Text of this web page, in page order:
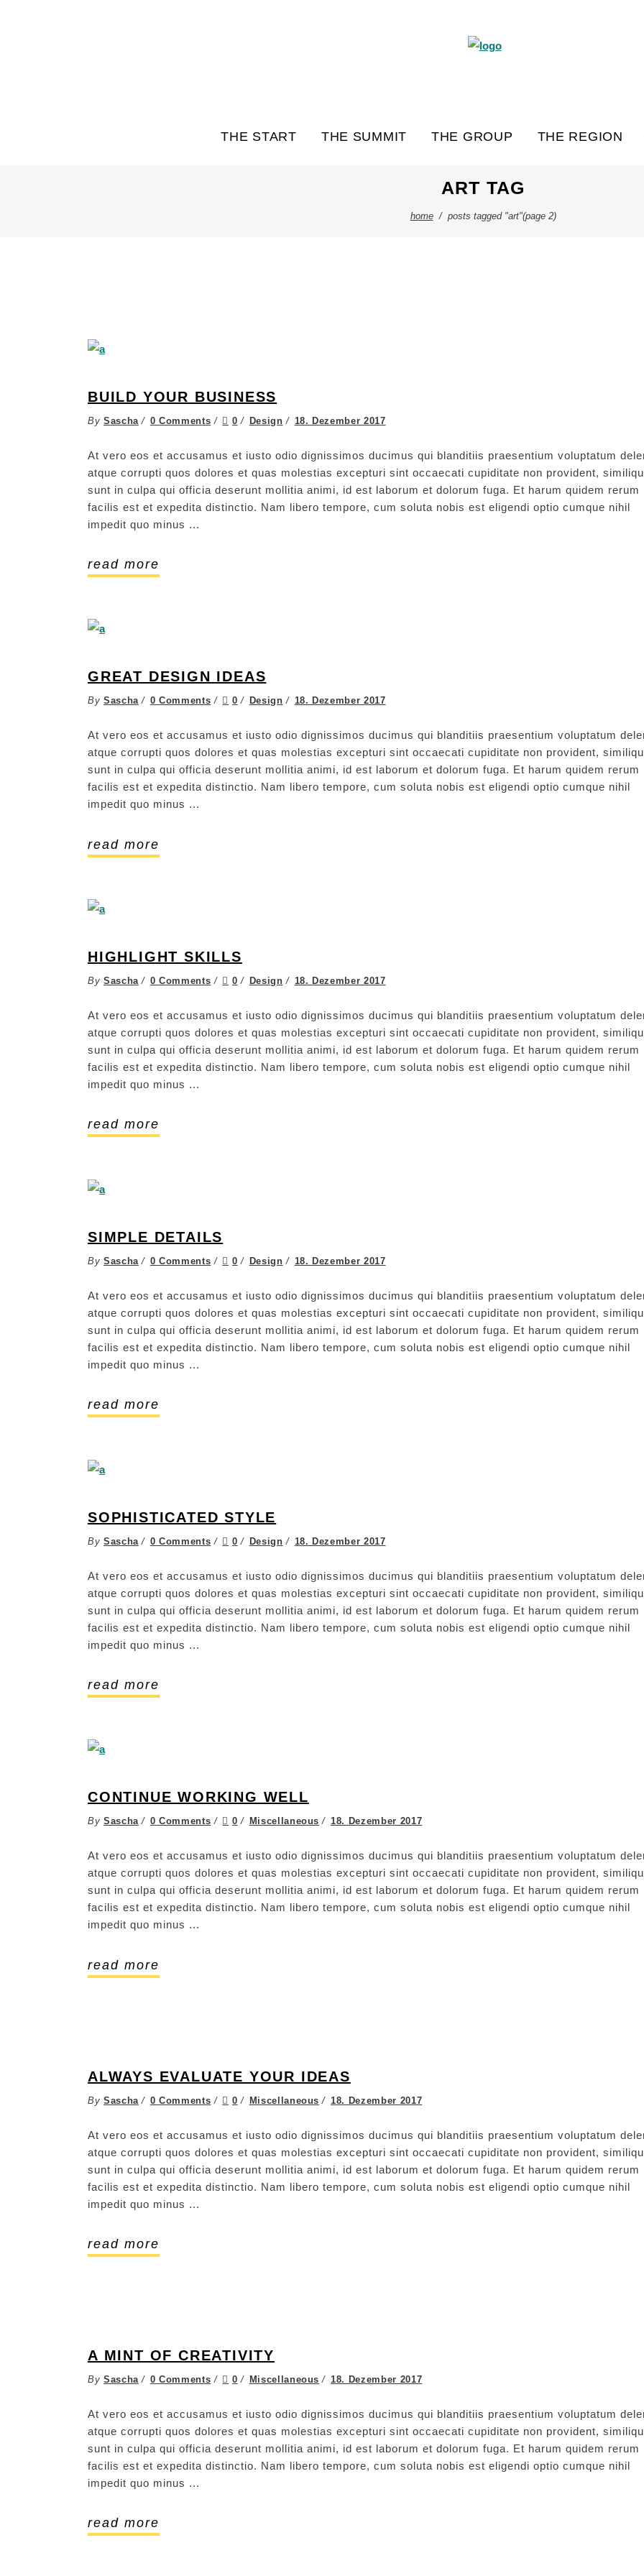
THE START THE SUMMIT THE GROUP THE REGION
ART TAG
home/ posts tagged "art"(page 2)
BUILD YOUR BUSINESS
By Sascha 0 Comments 0 Design 18. Dezember 2017
At vero eos et accusamus et iusto odio dignissimos ducimus qui blanditiis praesentium voluptatum
atque corrupti quos dolores et quas molestias excepturi sint occaecati cupiditate non provident,
sunt in culpa qui officia deserunt mollitia animi, id est laborum et dolorum fuga. Et harum quidem rerum
facilis est et expedita distinctio. Nam libero tempore, cum soluta nobis est eligendi optio cumque nihil
impedit quo minus
read more
GREAT DESIGN IDEAS
By Sascha 0 Comments 0 Design 18. Dezember 2017
At vero eos et accusamus et iusto odio dignissimos ducimus qui blanditiis praesentium voluptatum
atque corrupti quos dolores et quas molestias excepturi sint occaecati cupiditate non provident,
sunt in culpa qui officia deserunt mollitia animi, id est laborum et dolorum fuga. Et harum quidem rerum
facilis est et expedita distinctio. Nam libero tempore, cum soluta nobis est eligendi optio cumque nihil
impedit quo minus
read more
HIGHLIGHT SKILLS
By Sascha 0 Comments 0 Design 18. Dezember 2017
At vero eos et accusamus et iusto odio dignissimos ducimus qui blanditiis praesentium voluptatum
atque corrupti quos dolores et quas molestias excepturi sint occaecati cupiditate non provident,
sunt in culpa qui officia deserunt mollitia animi, id est laborum et dolorum fuga. Et harum quidem rerum
facilis est et expedita distinctio. Nam libero tempore, cum soluta nobis est eligendi optio cumque nihil
impedit quo minus
read more
SIMPLE DETAILS
By Sascha 0 Comments 0 Design 18. Dezember 2017
At vero eos et accusamus et iusto odio dignissimos ducimus qui blanditiis praesentium voluptatum
atque corrupti quos dolores et quas molestias excepturi sint occaecati cupiditate non provident,
sunt in culpa qui officia deserunt mollitia animi, id est laborum et dolorum fuga. Et harum quidem rerum
facilis est et expedita distinctio. Nam libero tempore, cum soluta nobis est eligendi optio cumque nihil
impedit quo minus
read more
SOPHISTICATED STYLE
By Sascha 0 Comments 0 Design 18. Dezember 2017
At vero eos et accusamus et iusto odio dignissimos ducimus qui blanditiis praesentium voluptatum
atque corrupti quos dolores et quas molestias excepturi sint occaecati cupiditate non provident,
sunt in culpa qui officia deserunt mollitia animi, id est laborum et dolorum fuga. Et harum quidem rerum
facilis est et expedita distinctio. Nam libero tempore, cum soluta nobis est eligendi optio cumque nihil
impedit quo minus
read more
CONTINUE WORKING WELL
By Sascha 0 Comments 0 Miscellaneous 18. Dezember 2017
At vero eos et accusamus et iusto odio dignissimos ducimus qui blanditiis praesentium voluptatum
atque corrupti quos dolores et quas molestias excepturi sint occaecati cupiditate non provident,
sunt in culpa qui officia deserunt mollitia animi, id est laborum et dolorum fuga. Et harum quidem rerum
facilis est et expedita distinctio. Nam libero tempore, cum soluta nobis est eligendi optio cumque nihil
impedit quo minus
read more
ALWAYS EVALUATE YOUR IDEAS
By Sascha 0 Comments 0 Miscellaneous 18. Dezember 2017
At vero eos et accusamus et iusto odio dignissimos ducimus qui blanditiis praesentium voluptatum
atque corrupti quos dolores et quas molestias excepturi sint occaecati cupiditate non provident,
sunt in culpa qui officia deserunt mollitia animi, id est laborum et dolorum fuga. Et harum quidem rerum
facilis est et expedita distinctio. Nam libero tempore, cum soluta nobis est eligendi optio cumque nihil
impedit quo minus
read more
A MINT OF CREATIVITY
By Sascha 0 Comments 0 Miscellaneous 18. Dezember 2017
At vero eos et accusamus et iusto odio dignissimos ducimus qui blanditiis praesentium voluptatum
atque corrupti quos dolores et quas molestias excepturi sint occaecati cupiditate non provident,
sunt in culpa qui officia deserunt mollitia animi, id est laborum et dolorum fuga. Et harum quidem rerum
facilis est et expedita distinctio. Nam libero tempore, cum soluta nobis est eligendi optio cumque nihil
impedit quo minus
read more